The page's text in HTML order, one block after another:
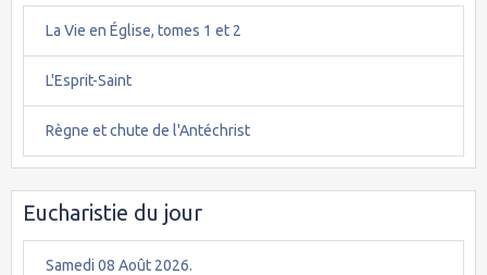
La Vie en Église, tomes 1 et 2
L'Esprit-Saint
Règne et chute de l'Antéchrist
Eucharistie du jour
Samedi 08 Août 2026.